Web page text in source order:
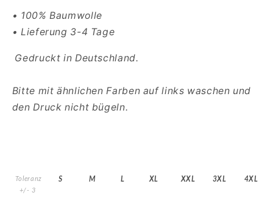
• 100% Baumwolle
• Lieferung 3-4 Tage
Gedruckt in Deutschland.
Bitte mit ähnlichen Farben auf links waschen und
den Druck nicht bügeln.
Toleranz
+/- 3
S M L XL XXL 3XL 4XL